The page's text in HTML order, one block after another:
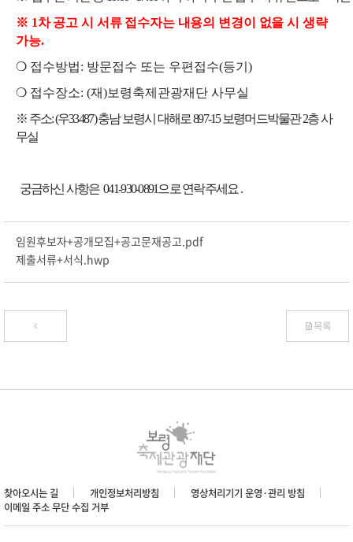
※ 1차 공고 시 서류 접수자는 내용의 변경이 없을 시 생략
가능.
❍ 접수방법: 방문접수 또는 우편접수(등기 )
❍ 접수장소: (재)보령축제관광재단 사무실
※ 주소: (우33487)충남 보령시 대해로897-15 보령머드박물관2층 사
무실
궁금하신 사항은 041-930-0891으로 연락주세요 .​
임원후보자+공개모집+공고문재공고.pdf
제출서류+서식.hwp
목록
찾아오시는 길 개인정보처리방침
영상처리기기 운영·관리 방침
이메일 주소 무단 수집 거부